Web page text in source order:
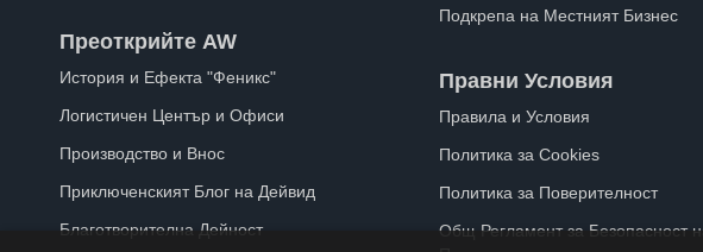
Преоткрийте AW
История и Ефекта "Феникс"
Логистичен Център и Офиси
Производство и Внос
Приключенският Блог на Дейвид
Благотворителна Дейност
Подкрепа на Местният Бизнес
Правни Условия
Правила и Условия
Политика за Cookies
Политика за Поверителност
Общ Регламент за Безопасност